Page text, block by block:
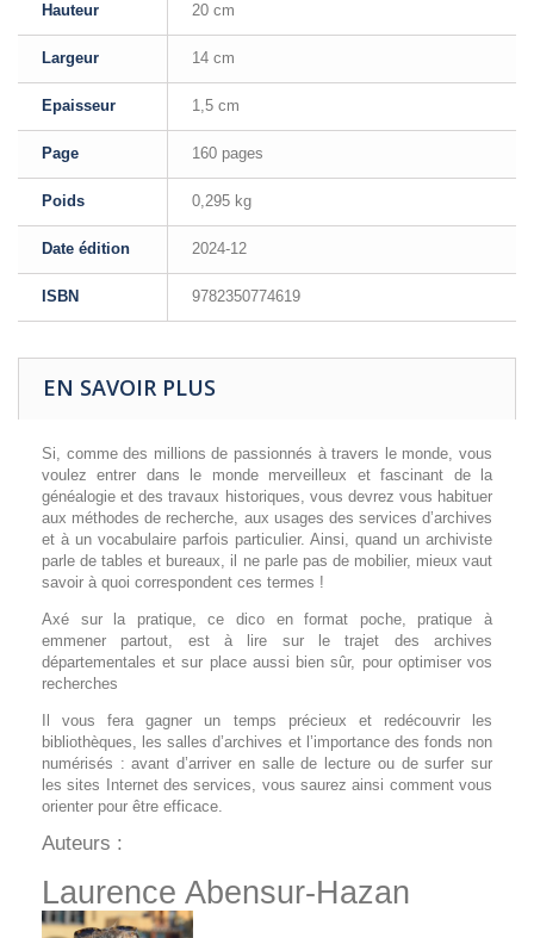
Hauteur 20 cm
Largeur 14 cm
Epaisseur 1,5 cm
Page 160 pages
Poids 0,295 kg
Date édition 2024-12
ISBN 9782350774619
EN SAVOIR PLUS
Si, comme des millions de passionnés à travers le monde, vous
voulez entrer dans le monde merveilleux et fascinant de la
généalogie et des travaux historiques, vous devrez vous habituer
aux méthodes de recherche, aux usages des services d’archives
et à un vocabulaire parfois particulier. Ainsi, quand un archiviste
parle de tables et bureaux, il ne parle pas de mobilier, mieux vaut
savoir à quoi correspondent ces termes !
Axé sur la pratique, ce dico en format poche, pratique à
emmener partout, est à lire sur le trajet des archives
départementales et sur place aussi bien sûr, pour optimiser vos
recherches
Il vous fera gagner un temps précieux et redécouvrir les
bibliothèques, les salles d’archives et l’importance des fonds non
numérisés : avant d’arriver en salle de lecture ou de surfer sur
les sites Internet des services, vous saurez ainsi comment vous
orienter pour être efficace.
Auteurs :
Laurence Abensur-Hazan